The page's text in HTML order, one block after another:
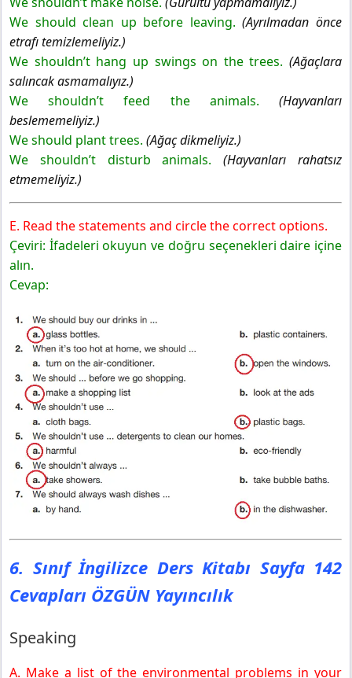
We should clean up before leaving.(Ayrılmadan önce
etrafı temizlemeliyiz.)
We shouldn’t hang up swings on the trees. (Ağaçlara
salıncak asmamalıyız.)
We shouldn’t feed the animals. (Hayvanları
beslememeliyiz.)
We should plant trees. (Ağaç dikmeliyiz.)
We shouldn’t disturb animals.(Hayvanları rahatsız
etmemeliyiz.)
E. Read the statements and circle the correct options.
Çeviri: İfadeleri okuyun ve doğru seçenekleri daire içine
alın.
Cevap:
6. Sınıf İngilizce Ders Kitabı Sayfa 142
Cevapları ÖZGÜN Yayıncılık
Speaking
A. Make a list of the environmental problems in your